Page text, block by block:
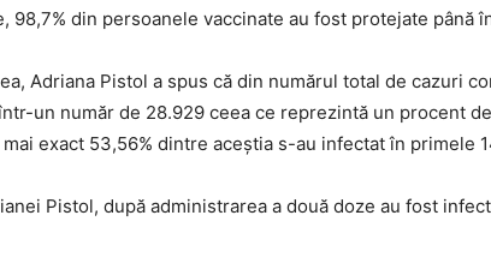
98,7% din persoanele vaccinate au fost protejate până
Adriana Pistol a spus că din numărul total de cazuri
un număr de 28.929 ceea ce reprezintă un procent
mai exact 53,56% dintre aceştia s-au infectat în primele
Pistol, după administrarea a două doze au fost